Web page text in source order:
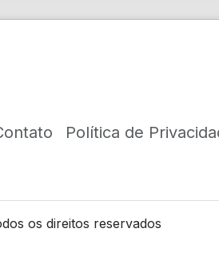
Política de
os direitos reservados